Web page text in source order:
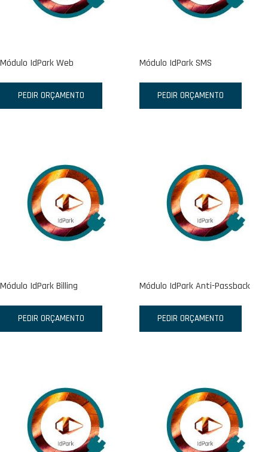
Módulo IdPark Web
PEDIR ORÇAMENTO
Módulo IdPark SMS
PEDIR ORÇAMENTO
Módulo IdPark Billing
PEDIR ORÇAMENTO
Módulo IdPark Anti-Passback
PEDIR ORÇAMENTO